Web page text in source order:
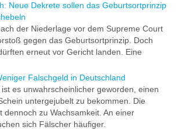
Neue Dekrete sollen das Geburtsortprinzip
der Niederlage vor dem Supreme Court
gegen das Geburtsortprinzip. Doch
erneut vor Gericht landen. Eine
Falschgeld in Deutschland
es unwahrscheinlicher geworden, einen
untergejubelt zu bekommen. Die
dennoch zu Wachsamkeit. An einer
sich Fälscher häufiger.